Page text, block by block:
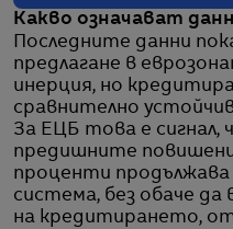
Какво означават
Последните данни
предлагане в
инерция, но
сравнително
За ЕЦБ това е
предишните
проценти продължава
система, без обаче да
на кредитирането,